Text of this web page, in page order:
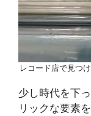
レコード店で見つ
少し時代を下
リックな要素